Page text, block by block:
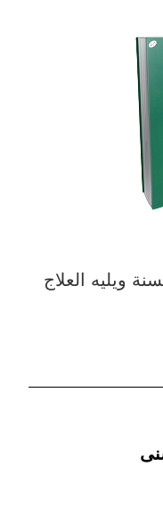
ويليه العلاج